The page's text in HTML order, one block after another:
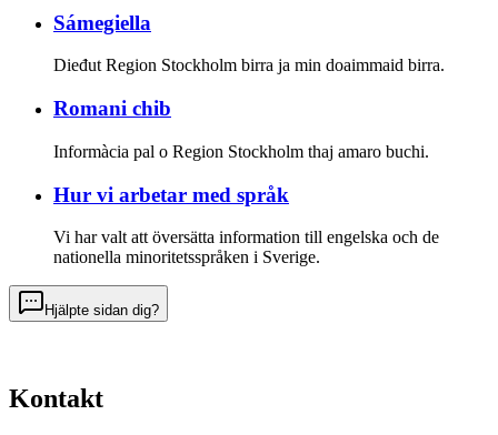
Sámegiella
Dieđut Region Stockholm birra ja min doaimmaid birra.
Romani chib
Informàcia pal o Region Stockholm thaj amaro buchi.
Hur vi arbetar med språk
Vi har valt att översätta information till engelska och de
nationella minoritetsspråken i Sverige.
Hjälpte sidan dig?
Kontakt